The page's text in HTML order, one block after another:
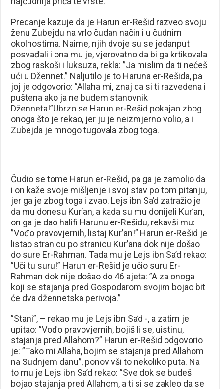
Predanje kazuje da je Harun er-Rešid razveo svoju
ženu Zubejdu na vrlo čudan način i u čudnim
okolnostima. Naime, njih dvoje su se jedanput
posvađali i ona mu je, vjerovatno da bi ga krtikovala
zbog raskoši i luksuza, rekla: ”Ja mislim da ti nećeš
ući u Džennet.” Naljutilo je to Haruna er-Rešida, pa
joj je odgovorio: ”Allaha mi, znaj da si ti razvedena i
puštena ako ja ne budem stanovnik
Dženneta!”Ubrzo se Harun er-Rešid pokajao zbog
onoga što je rekao, jer ju je neizmjerno volio, a i
Zubejda je mnogo tugovala zbog toga.
Čudio se tome Harun er-Rešid, pa ga je zamolio da
i on kaže svoje mišljenje i svoj stav po tom pitanju,
jer ga je zbog toga i zvao. Lejs ibn Sa’d zatražio je
da mu donesu Kur’an, a kada su mu donijeli Kur’an,
on ga je dao halifi Harunu er-Rešidu, rekavši mu:
”Vođo pravovjernih, listaj Kur’an!” Harun er-Rešid je
listao stranicu po stranicu Kur’ana dok nije došao
do sure Er-Rahman. Tada mu je Lejs ibn Sa’d rekao:
”Uči tu suru!” Harun er-Rešid je učio suru Er-
Rahman dok nije došao do 46 ajeta: ”A za onoga
koji se stajanja pred Gospodarom svojim bojao bit
će dva džennetska perivoja.”
”Stani”, – rekao mu je Lejs ibn Sa’d -, a zatim je
upitao: ”Vođo pravovjernih, bojiš li se, uistinu,
stajanja pred Allahom?” Harun er-Rešid odgovorio
je: ”Tako mi Allaha, bojim se stajanja pred Allahom
na Sudnjem danu”, ponovivši to nekoliko puta. Na
to mu je Lejs ibn Sa’d rekao: ”Sve dok se budeš
bojao stajanja pred Allahom, a ti si se zakleo da se